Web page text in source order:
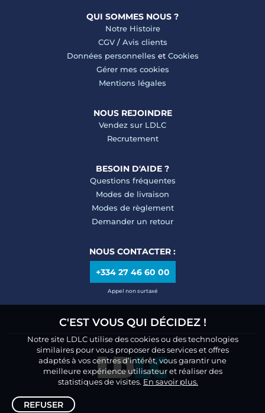
QUI SOMMES NOUS ?
Notre Histoire
CGV/ Avis clients
Données personnelles et Cookies
Gérer mes cookies
Mentions légales
NOUS REJOINDRE
Vendez sur LDLC
Recrutement
BESOIN D'AIDE ?
Questions fréquentes
Modes de livraison
Modes de règlement
Demander un retour
NOUS CONTACTER :
+334 27 46 60 00
Appel non surtaxé
C'EST VOUS QUI DÉCIDEZ !
Notre site LDLC utilise des cookies ou des technologies
similaires pour vous proposer des services et offres
adaptés à vos centres d’intérêt, vous garantir une
meilleure expérience utilisateur et réaliser des
statistiques de visites. En savoir plus.
REFUSER